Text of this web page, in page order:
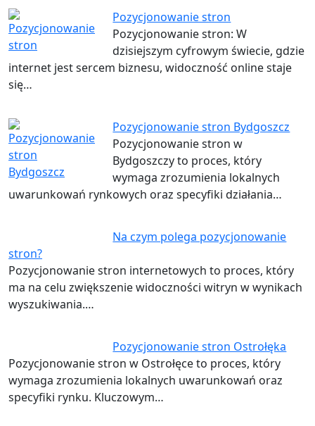
Pozycjonowanie stron
Pozycjonowanie stron: W
dzisiejszym cyfrowym świecie, gdzie
internet jest sercem biznesu, widoczność online staje
się…
Pozycjonowanie stron Bydgoszcz
Pozycjonowanie stron w
Bydgoszczy to proces, który
wymaga zrozumienia lokalnych
uwarunkowań rynkowych oraz specyfiki działania…
Na czym polega pozycjonowanie
stron?
Pozycjonowanie stron internetowych to proces, który
ma na celu zwiększenie widoczności witryn w wynikach
wyszukiwania.…
Pozycjonowanie stron Ostrołęka
Pozycjonowanie stron w Ostrołęce to proces, który
wymaga zrozumienia lokalnych uwarunkowań oraz
specyfiki rynku. Kluczowym…